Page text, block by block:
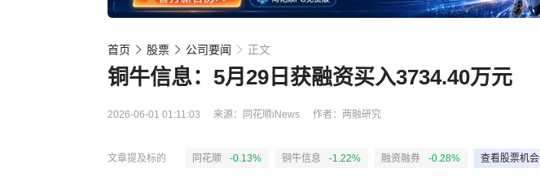
首页 股票 公司要闻 正文
铜牛信息：5月29日获融资买入3734.40万元
2026-06-01 01:11:03 来源： 同花顺iNews 作者： 两融研究
文章提及标的 同花顺 -0.13% 铜牛信息 -1.22% 融资融券 -0.28% 查看股票机会